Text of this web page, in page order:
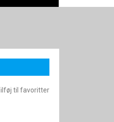
til favoritter